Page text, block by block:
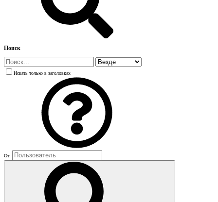
Поиск
Искать только в заголовках
От: